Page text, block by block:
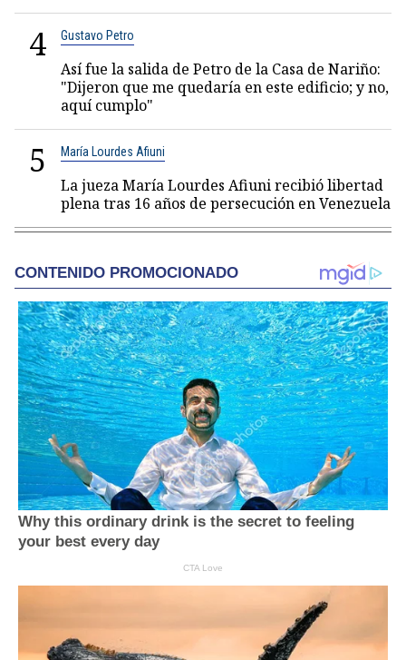
4 Gustavo Petro
Así fue la salida de Petro de la Casa de Nariño:
"Dijeron que me quedaría en este edificio; y no,
aquí cumplo"
5 María Lourdes Afiuni
La jueza María Lourdes Afiuni recibió libertad
plena tras 16 años de persecución en Venezuela